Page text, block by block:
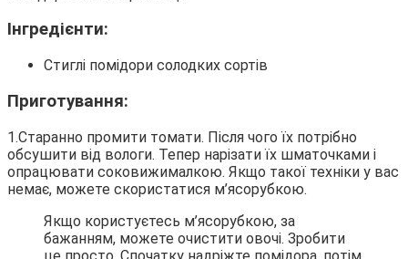
Інгредієнти:
Стиглі помідори солодких сортів
Приготування:
1.Старанно промити томати. Після чого їх потрібно
обсушити від вологи. Тепер нарізати їх шматочками і
опрацювати соковижималкою. Якщо такої техніки у вас
немає, можете скористатися м’ясорубкою.
Якщо користуєтесь м’ясорубкою, за
бажанням, можете очистити овочі. Зробити
це просто. Спочатку надріжте помідора, потім